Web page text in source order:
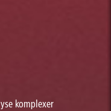
komplexer